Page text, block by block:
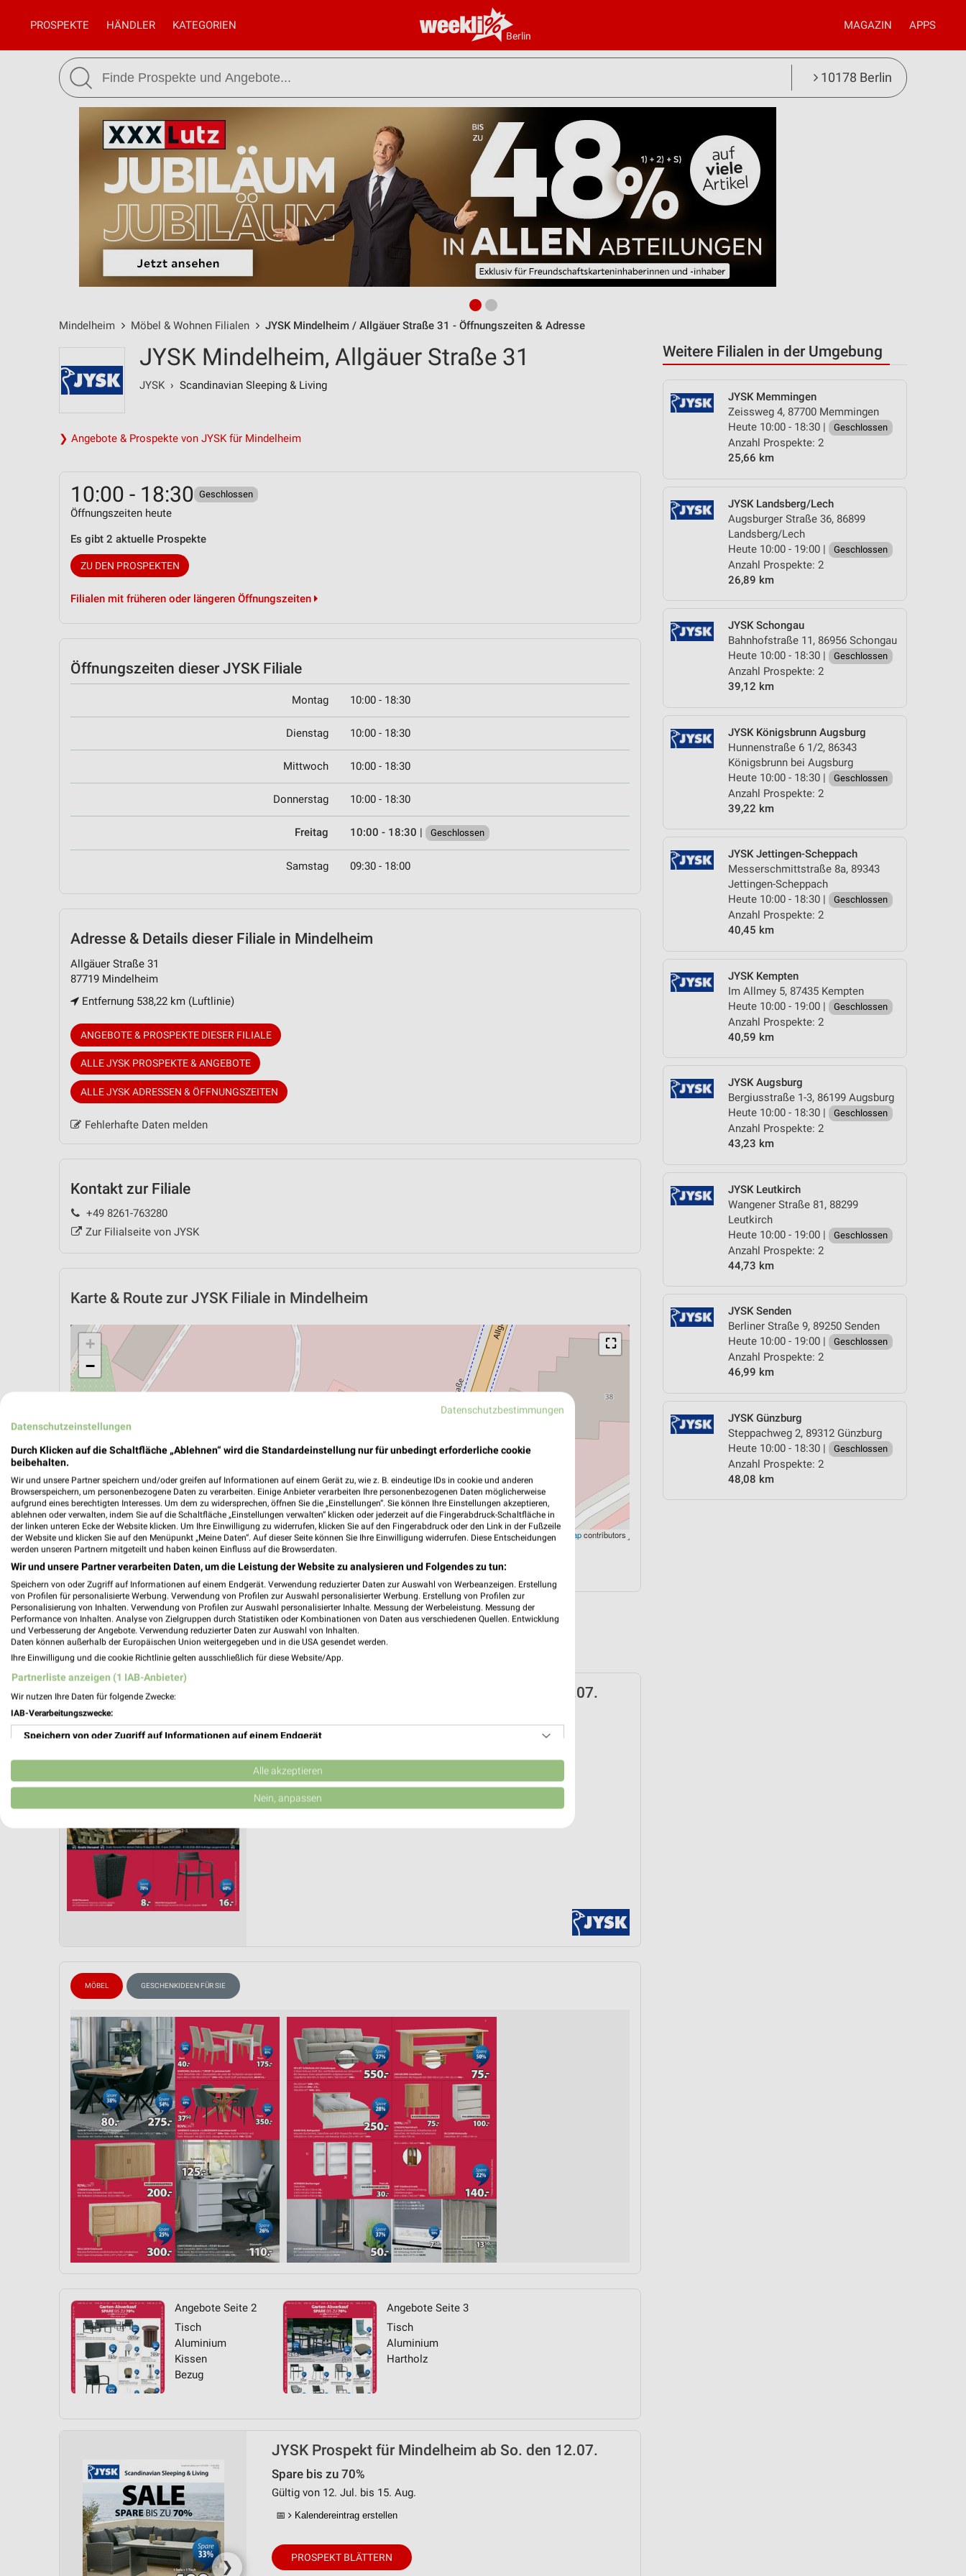
Berlin
PROSPEKTE HÄNDLER KATEGORIEN MAGAZIN APPS
10178 Berlin
Mindelheim Möbel & Wohnen Filialen JYSK Mindelheim / Allgäuer Straße 31 - Öffnungszeiten & Adresse
Weitere Filialen in der Umgebung
JYSK Memmingen
Zeissweg 4, 87700 Memmingen
Heute 10:00 - 18:30 |
Geschlossen
Anzahl Prospekte: 2
25,66 km
JYSK Landsberg/Lech
Augsburger Straße 36, 86899
Landsberg/Lech
Heute 10:00 - 19:00 |
Geschlossen
Anzahl Prospekte: 2
26,89 km
JYSK Schongau
Bahnhofstraße 11, 86956 Schongau
Heute 10:00 - 18:30 |
Geschlossen
Anzahl Prospekte: 2
39,12 km
JYSK Königsbrunn Augsburg
Hunnenstraße 6 1/2, 86343
Königsbrunn bei Augsburg
Heute 10:00 - 18:30 |
Geschlossen
Anzahl Prospekte: 2
39,22 km
JYSK Jettingen-Scheppach
Messerschmittstraße 8a, 89343
Jettingen-Scheppach
Heute 10:00 - 18:30 |
Geschlossen
Anzahl Prospekte: 2
40,45 km
JYSK Kempten
Im Allmey 5, 87435 Kempten
Heute 10:00 - 19:00 |
Geschlossen
Anzahl Prospekte: 2
40,59 km
JYSK Augsburg
Bergiusstraße 1-3, 86199 Augsburg
Heute 10:00 - 18:30 |
Geschlossen
Anzahl Prospekte: 2
43,23 km
JYSK Leutkirch
Wangener Straße 81, 88299
Leutkirch
Heute 10:00 - 19:00 |
Geschlossen
Anzahl Prospekte: 2
44,73 km
JYSK Senden
Berliner Straße 9, 89250 Senden
Heute 10:00 - 19:00 |
Geschlossen
Anzahl Prospekte: 2
46,99 km
JYSK Günzburg
Steppachweg 2, 89312 Günzburg
Heute 10:00 - 18:30 |
Geschlossen
Anzahl Prospekte: 2
48,08 km
JYSK Mindelheim, Allgäuer Straße 31
JYSK › Scandinavian Sleeping & Living
❯ Angebote & Prospekte von JYSK für Mindelheim
10:00 - 18:30 Geschlossen
Öffnungszeiten heute
Es gibt 2 aktuelle Prospekte
ZU DEN PROSPEKTEN
Filialen mit früheren oder längeren Öffnungszeiten
Öffnungszeiten dieser JYSK Filiale
Montag 10:00 - 18:30
Dienstag 10:00 - 18:30
Mittwoch 10:00 - 18:30
Donnerstag 10:00 - 18:30
Freitag 10:00 - 18:30 | Geschlossen
Samstag 09:30 - 18:00
Adresse & Details dieser Filiale in Mindelheim
Allgäuer Straße 31
87719 Mindelheim
Entfernung 538,22 km (Luftlinie)
ANGEBOTE & PROSPEKTE DIESER FILIALE
ALLE JYSK PROSPEKTE & ANGEBOTE
ALLE JYSK ADRESSEN & ÖFFNUNGSZEITEN
Fehlerhafte Daten melden
Kontakt zur Filiale
+49 8261-763280
Zur Filialseite von JYSK
Karte & Route zur JYSK Filiale in Mindelheim
⛶
+
−
Leaflet|©OpenStreetMapcontributors
ÖPNV ANZEIGEN LADESÄULEN ANZEIGEN NAVIGATION MIT GOOGLE/IOS MAPS
Aktuelle Angebote in dieser Filiale
Anzahl Prospekte: 2
Letztes Prospektupdate: vor 10 Tagen
❯
JYSK Prospekt für Mindelheim ab So. den 12.07.
Gültig von 12. Jul. bis 15. Aug.
📅 Kalendereintrag erstellen
PROSPEKT BLÄTTERN
MÖBEL GESCHENKIDEEN FÜR SIE
Angebote Seite 2
Tisch
Aluminium
Kissen
Bezug
Angebote Seite 3
Tisch
Aluminium
Hartholz
❯
JYSK Prospekt für Mindelheim ab So. den 12.07.
Spare bis zu 70%
Gültig von 12. Jul. bis 15. Aug.
📅 Kalendereintrag erstellen
PROSPEKT BLÄTTERN
Datenschutzbestimmungen
Datenschutzeinstellungen
Durch Klicken auf die Schaltfläche „Ablehnen“ wird die Standardeinstellung nur für unbedingt erforderliche cookie
beibehalten.
Wir und unsere Partner speichern und/oder greifen auf Informationen auf einem Gerät zu, wie z. B. eindeutige IDs in cookie und anderen
Browserspeichern, um personenbezogene Daten zu verarbeiten. Einige Anbieter verarbeiten Ihre personenbezogenen Daten möglicherweise
aufgrund eines berechtigten Interesses. Um dem zu widersprechen, öffnen Sie die „Einstellungen“. Sie können Ihre Einstellungen akzeptieren,
ablehnen oder verwalten, indem Sie auf die Schaltfläche „Einstellungen verwalten“ klicken oder jederzeit auf die Fingerabdruck-Schaltfläche in
der linken unteren Ecke der Website klicken. Um Ihre Einwilligung zu widerrufen, klicken Sie auf den Fingerabdruck oder den Link in der Fußzeile
der Website und klicken Sie auf den Menüpunkt „Meine Daten“. Auf dieser Seite können Sie Ihre Einwilligung widerrufen. Diese Entscheidungen
werden unseren Partnern mitgeteilt und haben keinen Einfluss auf die Browserdaten.
Wir und unsere Partner verarbeiten Daten, um die Leistung der Website zu analysieren und Folgendes zu tun:
Speichern von oder Zugriff auf Informationen auf einem Endgerät. Verwendung reduzierter Daten zur Auswahl von Werbeanzeigen. Erstellung
von Profilen für personalisierte Werbung. Verwendung von Profilen zur Auswahl personalisierter Werbung. Erstellung von Profilen zur
Personalisierung von Inhalten. Verwendung von Profilen zur Auswahl personalisierter Inhalte. Messung der Werbeleistung. Messung der
Performance von Inhalten. Analyse von Zielgruppen durch Statistiken oder Kombinationen von Daten aus verschiedenen Quellen. Entwicklung
und Verbesserung der Angebote. Verwendung reduzierter Daten zur Auswahl von Inhalten.
Daten können außerhalb der Europäischen Union weitergegeben und in die USA gesendet werden.
Ihre Einwilligung und die cookie Richtlinie gelten ausschließlich für diese Website/App.
Partnerliste anzeigen (1 IAB-Anbieter)
Wir nutzen Ihre Daten für folgende Zwecke:
IAB-Verarbeitungszwecke:
Speichern von oder Zugriff auf Informationen auf einem Endgerät
Verwendung reduzierter Daten zur Auswahl von Werbeanzeigen
Erstellung von Profilen für personalisierte Werbung
Erstellung von Profilen zur Personalisierung von Inhalten
Verwendung von Profilen zur Auswahl personalisierter Inhalte
Messung der Werbeleistung
Analyse von Zielgruppen durch Statistiken oder Kombinationen von Daten aus verschiedenen
Verwendung reduzierter Daten zur Auswahl von Inhalten
IAB-Besonderheiten:
Verwendung genauer Standortdaten
Geräte anhand von aktiv angeforderten Informationen identifizieren
Nicht-IAB-Verarbeitungszwecke:
Performance
Alle akzeptieren
Nein, anpassen